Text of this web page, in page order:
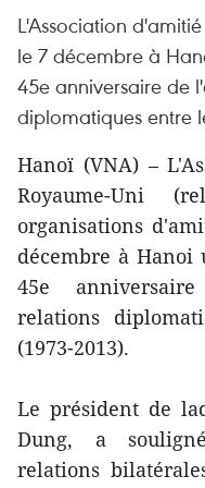
L'Association
le 7 décembre à
45e anniversaire de
diplomatiques entre
Hanoï (VNA) –
Royaume-Uni
organisations
décembre à Hanoi
45e
relations
(1973-2013).
Le président de
Dung, a
relations